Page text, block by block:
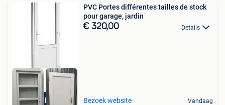
Beaucoup de stock!
PVC Portes différentes tailles de stock
pour garage, jardin
€ 320,00 Details
Bezoek website Vandaag